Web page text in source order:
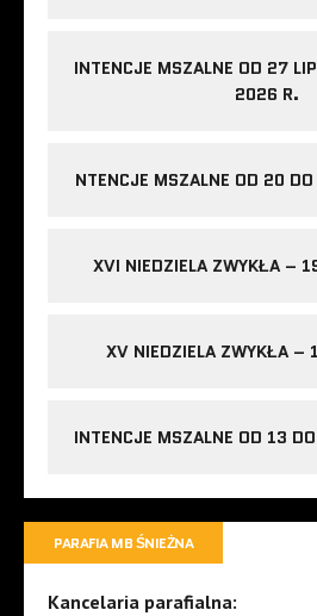
INTENCJE MSZALNE OD 27
2026 R.
NTENCJE MSZALNE OD 20
XVI NIEDZIELA ZWYKŁA –
XV NIEDZIELA ZWYKŁA –
INTENCJE MSZALNE OD 13
PARAFIA MB ŚNIEŻNA
Kancelaria parafialna: